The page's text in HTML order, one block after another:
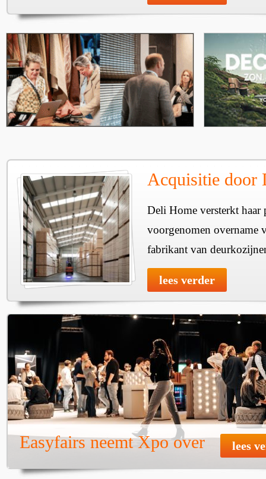
Acquisitie door
Deli Home versterkt haar
voorgenomen overname
fabrikant van
lees verder
Easyfairs neemt Xpo over lees